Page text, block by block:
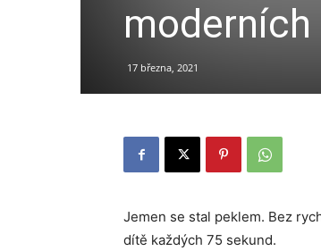
17 března, 2021
Jemen se stal peklem. Bez
dítě každých 75 sekund.